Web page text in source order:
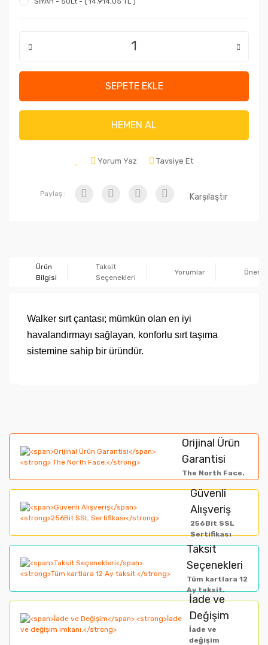
SEPETE EKLE
HEMEN AL
Yorum Yaz Tavsiye Et
Paylaş : Karşılaştır
Ürün
Bilgisi
Taksit
Seçenekleri
Yorumlar
Walker sırt çantası; mümkün olan en iyi
havalandırmayı sağlayan, konforlu sırt taşıma
sistemine sahip bir üründür.
Yorum Yaz
formunu kullanarak tarafımıza iletebilirsiniz.
Görüş ve önerileriniz için teşekkür ederiz.
Ürün resmi kalitesiz, bozuk veya görüntülenemiyor.
Ürün açıklamasında eksik bilgiler bulunuyor.
Bu ürüne benzer farklı alternatifler olmalı.
Orijinal Ürün
Garantisi
The North Face.
Güvenli
Alışveriş
256Bit SSL
Sertifikası
Taksit
Seçenekleri
Tüm kartlara 12
Ay taksit.
İade ve
Değişim
İade ve
değişim